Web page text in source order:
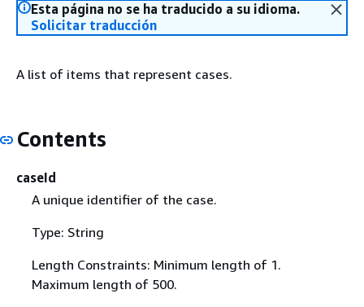
Esta página no se ha traducido a su idioma.
Solicitar traducción
A list of items that represent cases.
Contents
caseId
A unique identifier of the case.
Type: String
Length Constraints: Minimum length of 1.
Maximum length of 500.